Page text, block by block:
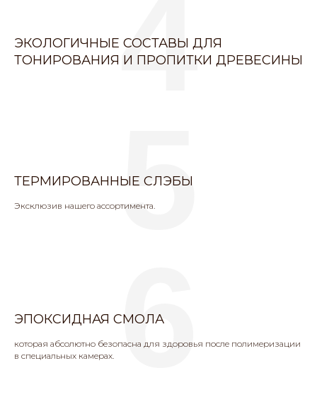
ЭКОЛОГИЧНЫЕ СОСТАВЫ ДЛЯ
ТОНИРОВАНИЯ И ПРОПИТКИ ДРЕВЕСИНЫ
4
ТЕРМИРОВАННЫЕ СЛЭБЫ
Эксклюзив нашего ассортимента.5
ЭПОКСИДНАЯ СМОЛА
которая абсолютно безопасна для здоровья после полимеризации
в специальных камерах.
6